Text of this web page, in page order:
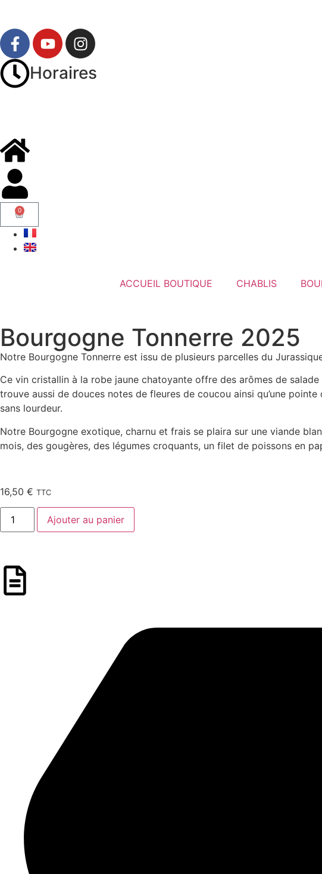
Horaires
0
ACCUEIL BOUTIQUE CHABLIS
Bourgogne Tonnerre 2025
Notre Bourgogne Tonnerre est issu de plusieurs parcelles du
Ce vin cristallin à la robe jaune chatoyante offre des arômes de
trouve aussi de douces notes de fleures de coucou ainsi qu’une
sans lourdeur.
Notre Bourgogne exotique, charnu et frais se plaira sur une viande
mois, des gougères, des légumes croquants, un filet de poissons en
16,50 € TTC
Ajouter au panier